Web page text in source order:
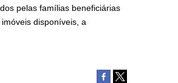
pelas famílias beneficiárias
disponíveis, a